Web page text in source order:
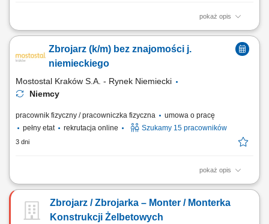
pokaż opis
Opis stanowiska: Wykonywanie zbrojeń poprzez wiązanie elementów
zbrojeniowych zgodnie z dokumentacją techniczną. Kontrola jakości
wykonywanych elementów. Praca na hali produkcyjnej przy
Zbrojarz (k/m) bez znajomości j.
niemieckiego
Mostostal Kraków S.A. - Rynek Niemiecki
Niemcy
pracownik fizyczny / pracowniczka fizyczna
umowa o pracę
pełny etat
rekrutacja online Szukamy 15 pracowników
3 dni
pokaż opis
Zakres obowiązków Wiązanie zbrojenia cęgami;
Zbrojarz / Zbrojarka – Monter / Monterka
Konstrukcji Żelbetowych